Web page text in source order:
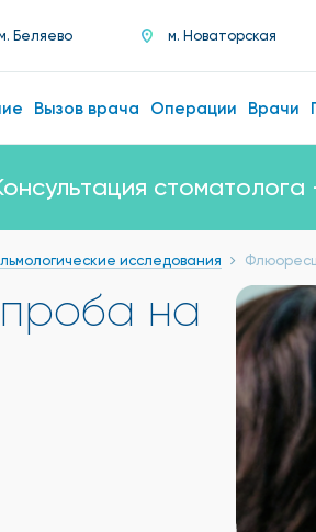
Беляево м. Новаторская
Вызов врача Операции Врачи
исследования
на